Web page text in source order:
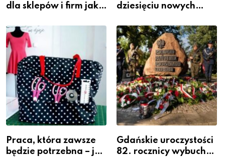
dla sklepów i firm jako
widoczność
dziesięciu nowych
szeregach Komendy
Powiatowej
Praca, która zawsze
będzie potrzebna – jak
Gdańskie uroczystości
82. rocznicy wybuchu